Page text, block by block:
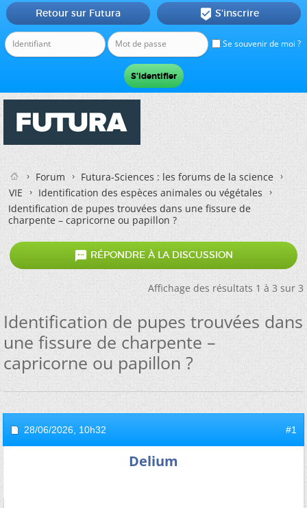
Se souvenir de moi ?
Retour sur Futura  S'inscrire
Forum
Futura-Sciences : les forums de la science
VIE
Identification des espèces animales ou végétales
Identification de pupes trouvées dans une fissure de
charpente – capricorne ou papillon ?
 RÉPONDRE À LA DISCUSSION
Affichage des résultats 1 à 3 sur 3
Identification de pupes trouvées dans
une fissure de charpente –
capricorne ou papillon ?
28/06/2026, 10h32 #1
Delium